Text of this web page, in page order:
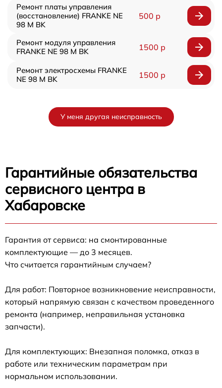
Ремонт платы управления
(восстановление) FRANKE NE
98 M BK
500 р
Ремонт модуля управления
FRANKE NE 98 M BK
1500 р
Ремонт электросхемы FRANKE
NE 98 M BK
1500 р
У меня другая неисправность
Гарантийные обязательства
сервисного центра в
Хабаровске
Гарантия от сервиса: на смонтированные
комплектующие — до 3 месяцев.
Что считается гарантийным случаем?
Для работ: Повторное возникновение неисправности,
который напрямую связан с качеством проведенного
ремонта (например, неправильная установка
запчасти).
Для комплектующих: Внезапная поломка, отказ в
работе или техническим параметрам при
нормальном использовании.